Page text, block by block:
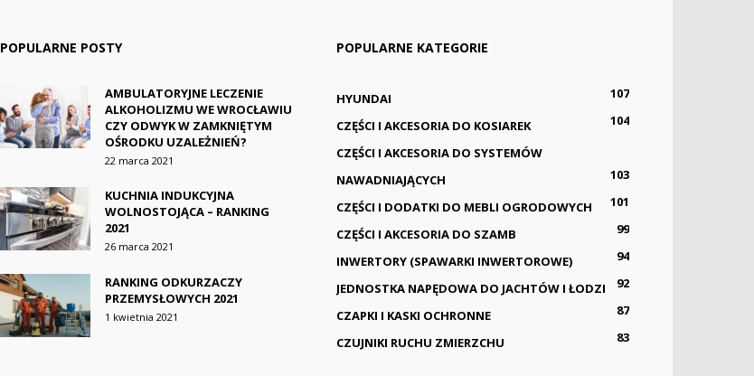
POPULARNE POSTY
AMBULATORYJNE LECZENIE
ALKOHOLIZMU WE WROCŁAWIU
CZY ODWYK W ZAMKNIĘTYM
OŚRODKU UZALEŻNIEŃ?
22 marca 2021
KUCHNIA INDUKCYJNA
WOLNOSTOJĄCA – RANKING
2021
26 marca 2021
RANKING ODKURZACZY
PRZEMYSŁOWYCH 2021
1 kwietnia 2021
POPULARNE KATEGORIE
HYUNDAI
107
CZĘŚCI I AKCESORIA DO KOSIAREK
104
CZĘŚCI I AKCESORIA DO SYSTEMÓW
NAWADNIAJĄCYCH
103
CZĘŚCI I DODATKI DO MEBLI OGRODOWYCH
101
CZĘŚCI I AKCESORIA DO SZAMB
99
INWERTORY (SPAWARKI INWERTOROWE)
94
JEDNOSTKA NAPĘDOWA DO JACHTÓW I ŁODZI
92
CZAPKI I KASKI OCHRONNE
87
CZUJNIKI RUCHU ZMIERZCHU
83